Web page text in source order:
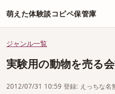
萌えた体験談コピペ保管庫
ジャンル一覧
実験用の動物を売る会
2012/07/31 10:59 登録: えっちな名